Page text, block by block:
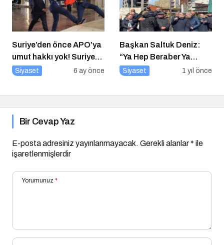
Suriye’den önce APO’ya
umut hakkı yok! Suriye
düzelmeden APO’ya
Siyaset 6 ay önce
Başkan Saltuk Deniz:
“Ya Hep Beraber Ya
Hiçbirimiz!”
Siyaset 1 yıl önce
Bir Cevap Yaz
E-posta adresiniz yayınlanmayacak. Gerekli alanlar* ile
işaretlenmişlerdir
Yorumunuz *